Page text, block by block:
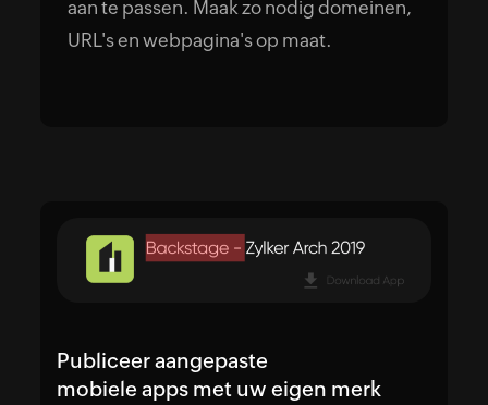
aan te passen. Maak zo nodig domeinen,
URL's en webpagina's op maat.
Publiceer aangepaste
mobiele apps met uw eigen merk